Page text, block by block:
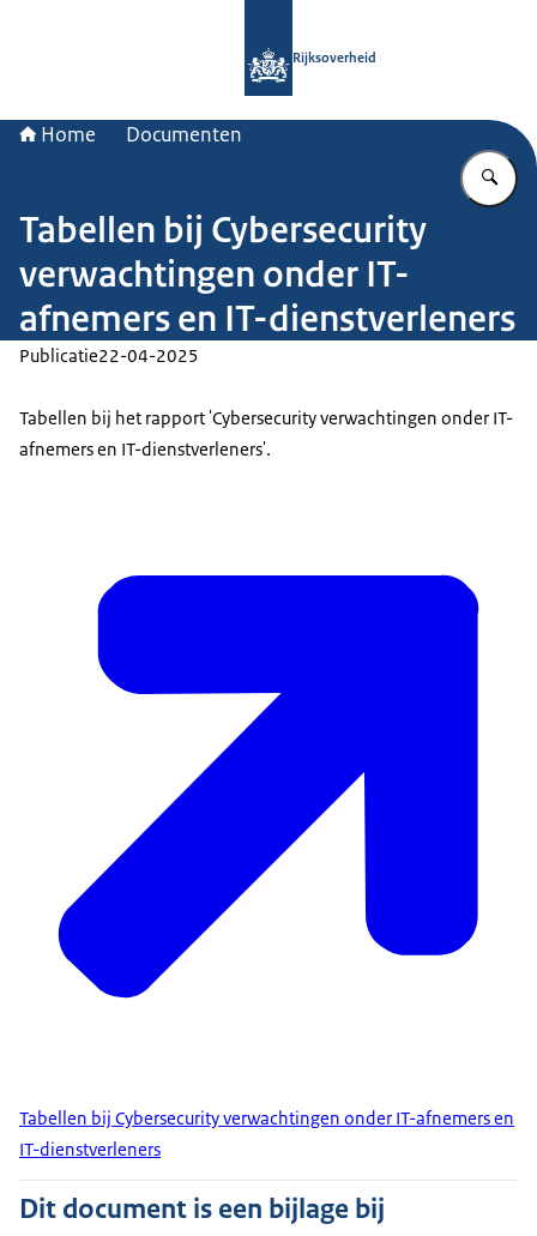
Rijksoverheid
Home Documenten
Tabellen bij Cybersecurity
verwachtingen onder IT-
afnemers en IT-dienstverleners
Publicatie22-04-2025
Tabellen bij het rapport 'Cybersecurity verwachtingen onder IT-
afnemers en IT-dienstverleners'.
Tabellen bij Cybersecurity verwachtingen onder IT-afnemers en
IT-dienstverleners
Dit document is een bijlage bij